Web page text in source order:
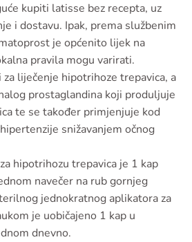
kupiti latisse bez recepta, uz
i dostavu. Ipak, prema službenim
je općenito lijek na
pravila mogu varirati.
liječenje hipotrihoze trepavica, a
prostaglandina koji produljuje
te se također primjenjuje kod
snižavanjem očnog
hipotrihozu trepavica je 1 kap
navečer na rub gornjeg
jednokratnog aplikatora za
je uobičajeno 1 kap u
dnevno.